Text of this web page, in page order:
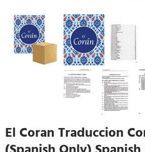
El Coran Traduccion